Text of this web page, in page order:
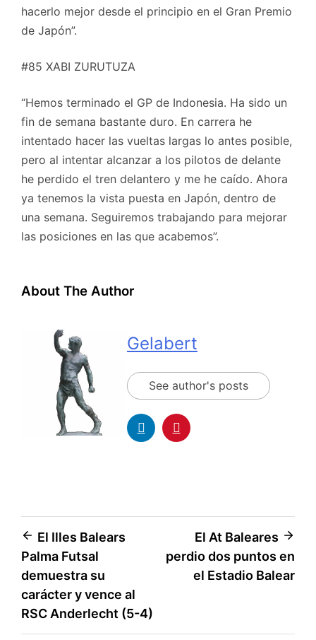
hacerlo mejor desde el principio en el Gran Premio
de Japón”.
#85 XABI ZURUTUZA
“Hemos terminado el GP de Indonesia. Ha sido un
fin de semana bastante duro. En carrera he
intentado hacer las vueltas largas lo antes posible,
pero al intentar alcanzar a los pilotos de delante
he perdido el tren delantero y me he caído. Ahora
ya tenemos la vista puesta en Japón, dentro de
una semana. Seguiremos trabajando para mejorar
las posiciones en las que acabemos”.
About The Author
Gelabert
See author's posts
El Illes Balears
Palma Futsal
demuestra su
carácter y vence al
RSC Anderlecht (5-4)
El At Baleares
perdio dos puntos en
el Estadio Balear